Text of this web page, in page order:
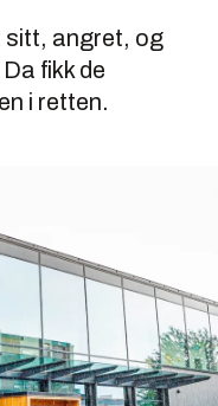
sitt, angret, og
fikk de
i retten.